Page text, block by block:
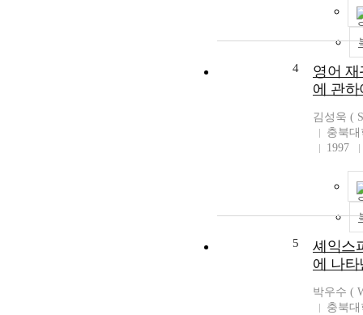
4
영어
에 관하
김성욱 (
충북
1997
5
셰익스
에 나
박우수 (
충북